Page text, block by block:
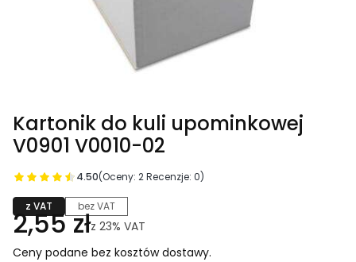
Kartonik do kuli upominkowej
V0901 V0010-02
4.50(Oceny: 2 Recenzje: 0)
z VAT bez VAT
2,55 złz 23% VAT
Ceny podane bez kosztów dostawy.